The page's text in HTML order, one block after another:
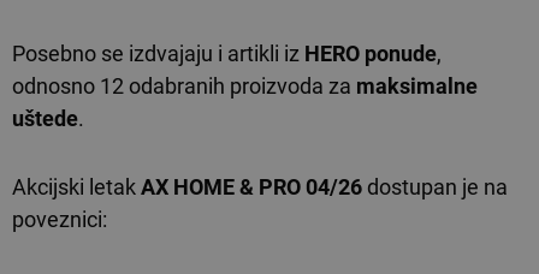
Posebno se izdvajaju i artikli iz HERO ponude,
odnosno 12 odabranih proizvoda za maksimalne
uštede.
Akcijski letakAX HOME & PRO 04/26 dostupan je na
poveznici: